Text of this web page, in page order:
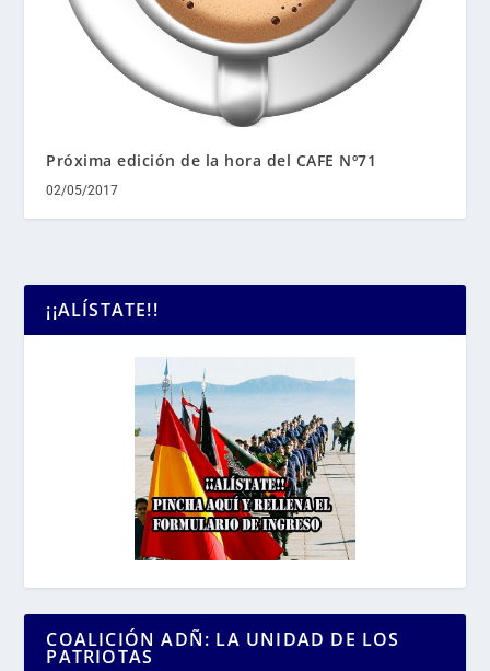
Próxima edición de la hora del CAFE Nº71
02/05/2017
¡¡ALÍSTATE!!
COALICIÓN ADÑ: LA UNIDAD DE LOS
PATRIOTAS